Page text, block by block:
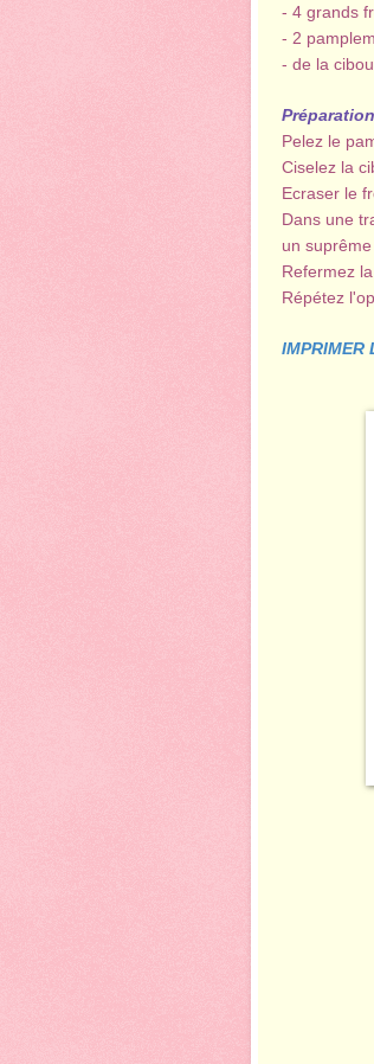
- 4 grands
- 2
- de la
Pelez le
Ciselez la
Ecraser le
Dans une
un
Refermez
Répétez
IMPRIMER